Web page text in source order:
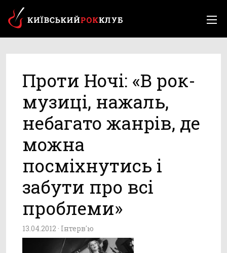
Проти Ночі: «В рок-
музиці, нажаль,
небагато жанрів, де
можна
посміхнутись і
забути про всі
проблеми»
13.04.2012 · Інтерв'ю